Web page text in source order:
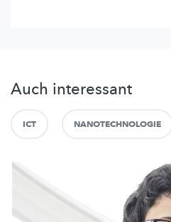
Auch interessant
ICT NANOTECHNOLOGIE